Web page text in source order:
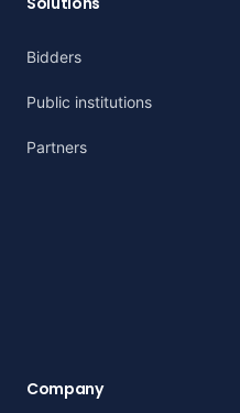
Bidders
Public institutions
Partners
Company